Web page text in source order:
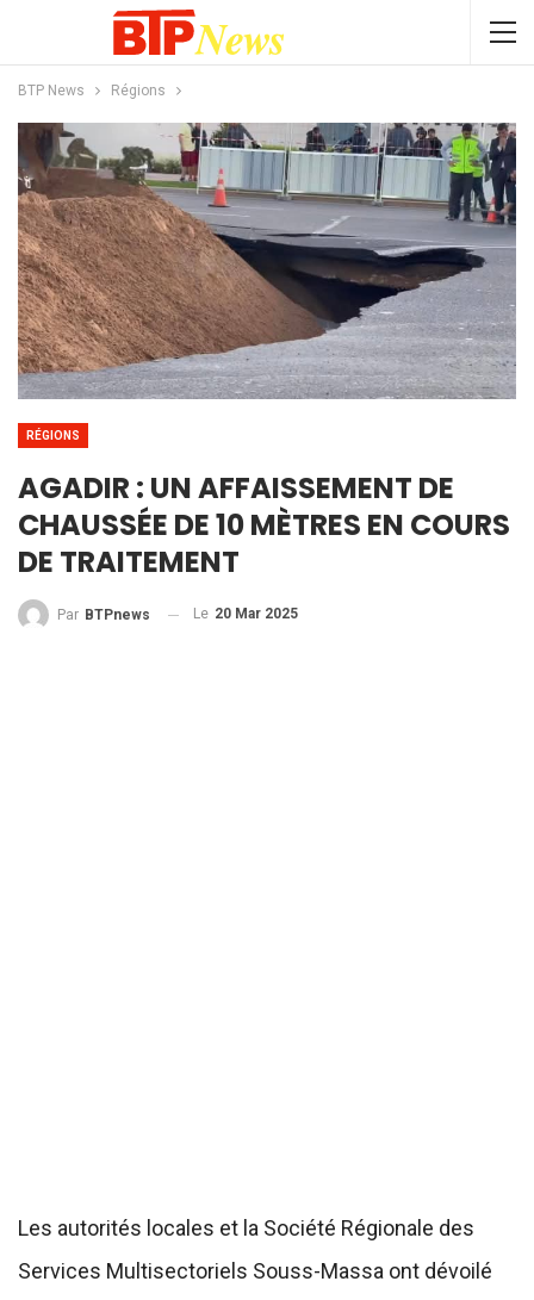
BTP News Régions
RÉGIONS
AGADIR : UN AFFAISSEMENT DE
CHAUSSÉE DE 10 MÈTRES EN COURS
DE TRAITEMENT
Par BTPnews Le 20 Mar 2025
Les autorités locales et la Société Régionale des
Services Multisectoriels Souss-Massa ont dévoilé